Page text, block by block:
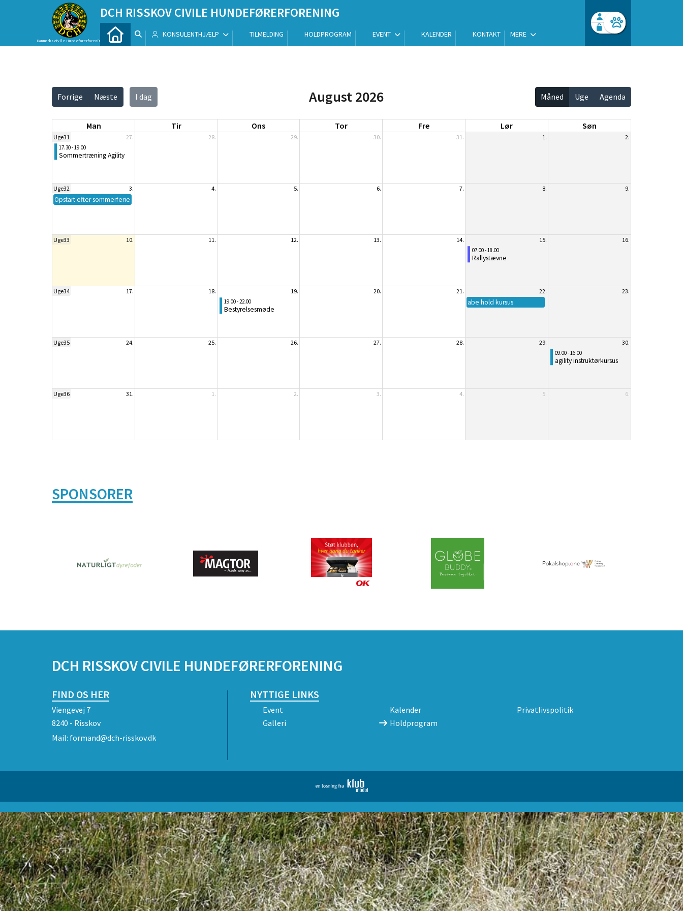
DCH RISSKOV CIVILE HUNDEFØRERFORENING
Danmarks civile Hundeførerforening
KONSULENTHJÆLP TILMELDING HOLDPROGRAM EVENT KALENDER KONTAKT MERE
Log ind
Forrige Næste I dag August 2026 Måned Uge Agenda
Man Tir Ons Tor Fre Lør Søn
Uge31 27.
17.30 - 19.00
Sommertræning Agility
28. 29. 30. 31. 1. 2.
Uge32 3.
Opstart efter sommerferie for lydighed
4. 5. 6. 7. 8. 9.
Uge33 10. 11. 12. 13. 14. 15.
07.00 - 18.00
Rallystævne
16.
Uge34 17. 18. 19.
19.00 - 22.00
Bestyrelsesmøde
20. 21. 22.
abe hold kursus
23.
Uge35 24. 25. 26. 27. 28. 29. 30.
09.00 - 16.00
agility instruktørkursus
Uge36 31. 1. 2. 3. 4. 5. 6.
SPONSORER
DCH RISSKOV CIVILE HUNDEFØRERFORENING
FIND OS HER
Viengevej 7
8240 - Risskov
Mail: formand@dch-risskov.dk
NYTTIGE LINKS
Event Kalender
Privatlivspolitik
Galleri
Holdprogram